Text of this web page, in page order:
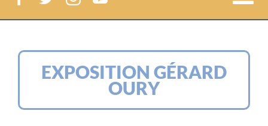
Le FestivalEXPOSITION GÉRARD
OURY